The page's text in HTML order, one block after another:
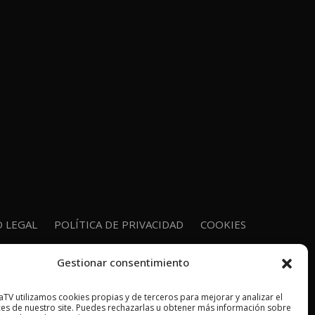
Gestionar consentimiento
utilizamos cookies propias y de terceros para mejorar y analizar el
de nuestro site. Puedes rechazarlas u obtener más información sobre
LEGAL POLÍTICA DE PRIVACIDAD COOKIES